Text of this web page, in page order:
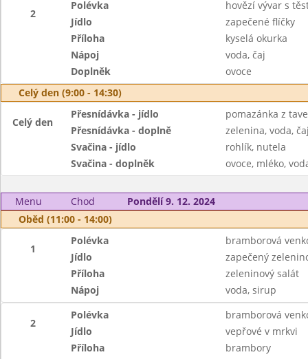
2
Polévka
hovězí vývar s
Jídlo
zapečené flíčky
Příloha
kyselá okurka
Nápoj
voda, čaj
Doplněk
ovoce
Celý den (9:00 - 14:30)
Celý den
Přesnídávka - jídlo
pomazánka z
Přesnídávka - doplně
zelenina, voda,
Svačina - jídlo
rohlík, nutela
Svačina - doplněk
ovoce, mléko,
Menu Chod
Pondělí 9. 12. 2024
Oběd (11:00 - 14:00)
1
Polévka
bramborová
Jídlo
zapečený
Příloha
zeleninový salát
Nápoj
voda, sirup
2
Polévka
bramborová
Jídlo
vepřové v mrkvi
Příloha
brambory